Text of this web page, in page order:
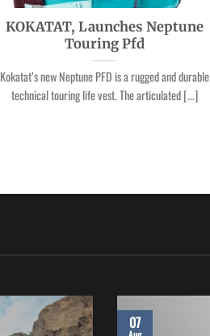
KOKATAT, Launches Neptune
Touring Pfd
Kokatat’s new Neptune PFD is a rugged and durable
technical touring life vest. The articulated [...]
07